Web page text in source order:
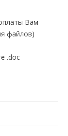
Вам
файлов)
.doc